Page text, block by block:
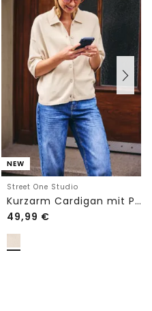
NEW
Street One Studio
Kurzarm Cardigan mit Polokragen
49,99 €